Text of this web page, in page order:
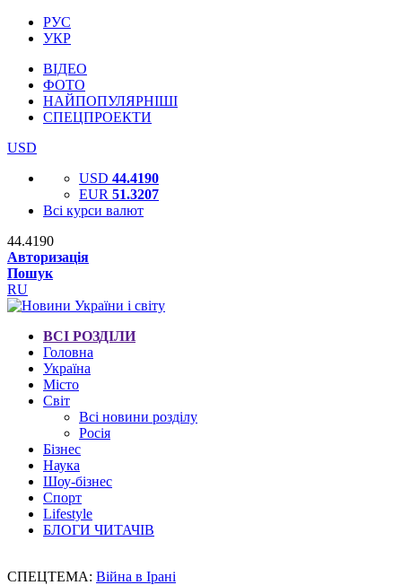
РУС
УКР
ВІДЕО
ФОТО
НАЙПОПУЛЯРНІШІ
СПЕЦПРОЕКТИ
USD
USD 44.4190
EUR 51.3207
Всі курси валют
44.4190
Авторизація
Пошук
RU
ВСІ РОЗДІЛИ
Головна
Україна
Місто
Світ
Всі новини розділу
Росія
Бізнес
Наука
Шоу-бізнес
Спорт
Lifestyle
БЛОГИ ЧИТАЧІВ
СПЕЦТЕМА: Війна в Ірані